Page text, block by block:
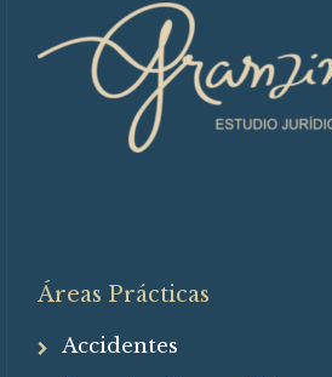
Áreas Prácticas
Accidentes